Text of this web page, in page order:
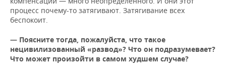
процесс почему-то затягивают. Затягивание всех
беспокоит.
— Поясните тогда, пожалуйста, что такое
нецивилизованный «развод»? Что он подразумевает?
Что может произойти в самом худшем случае?